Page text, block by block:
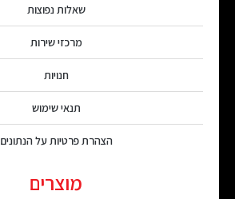
שאלות נפוצות
מרכזי שירות
חנויות
תנאי שימוש
הצהרת פרטיות על הנתונים
מוצרים